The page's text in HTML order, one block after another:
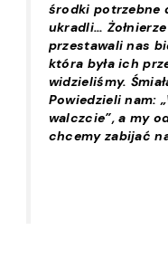
środki potrzebne
ukradli…
przestawali nas
która była ich
widzieliśmy.
Powiedzieli nam:
walczcie”, a my
chcemy zabijać